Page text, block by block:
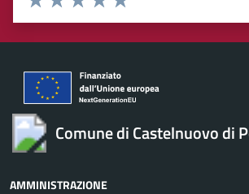
Valuta 5 stelle su 5
Valuta 4 stelle su 5
Valuta 3 stelle su 5
Valuta 2 stelle su 5
Valuta 1 stelle su 5
Comune di Castelnuovo di
AMMINISTRAZIONE